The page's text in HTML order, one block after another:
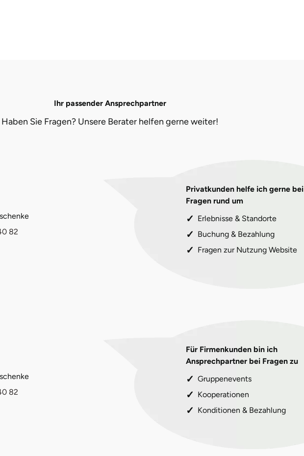
Ihr passender Ansprechpartner
Haben Sie Fragen? Unsere Berater helfen gerne weiter!
82
Privatkunden helfe ich gerne bei
Fragen rund um
Erlebnisse & Standorte
Buchung & Bezahlung
Fragen zur Nutzung Website
82
Für Firmenkunden bin ich
Ansprechpartner bei Fragen zu
Gruppenevents
Kooperationen
Konditionen & Bezahlung